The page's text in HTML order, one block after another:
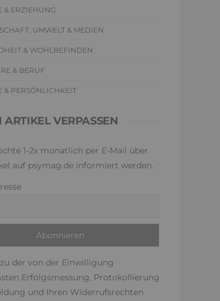
& ERZIEHUNG
UMWELT & MEDIEN
& WOHLBEFINDEN
& BERUF
& PERSÖNLICHKEIT
ARTIKEL VERPASSEN
1-2x monatlich per E-Mail über
auf psymag.de informiert werden.
der von der Einwilligung
Erfolgsmessung, Protokollierung
und Ihren Widerrufsrechten